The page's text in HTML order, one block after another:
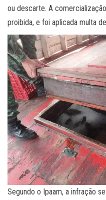
ou descarte. A
proibida, e foi aplicada multa
Segundo o Ipaam, a infração